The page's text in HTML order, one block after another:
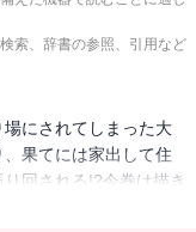
索、辞書の参照、引用など
にされてしまった大
果てには家出して住
回される!?今巻は描き